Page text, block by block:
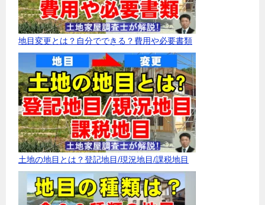
地目変更とは？自分でできる？費用や必要書類
土地の地目とは？登記地目/現況地目/課税地目